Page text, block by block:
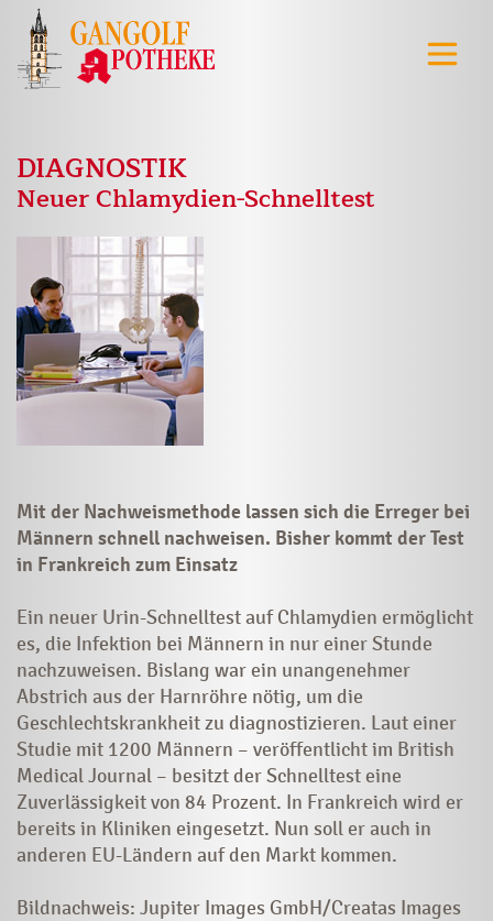
DIAGNOSTIK
Neuer Chlamydien-Schnelltest
Mit der Nachweismethode lassen sich die Erreger bei
Männern schnell nachweisen. Bisher kommt der Test
in Frankreich zum Einsatz
Ein neuer Urin-Schnelltest auf Chlamydien ermöglicht
es, die Infektion bei Männern in nur einer Stunde
nachzuweisen. Bislang war ein unangenehmer
Abstrich aus der Harnröhre nötig, um die
Geschlechtskrankheit zu diagnostizieren. Laut einer
Studie mit 1200 Männern – veröffentlicht im British
Medical Journal – besitzt der Schnelltest eine
Zuverlässigkeit von 84 Prozent. In Frankreich wird er
bereits in Kliniken eingesetzt. Nun soll er auch in
anderen EU-Ländern auf den Markt kommen.
Bildnachweis: Jupiter Images GmbH/Creatas Images